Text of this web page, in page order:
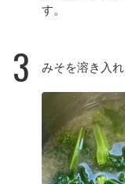
す。
3 みそを溶き入